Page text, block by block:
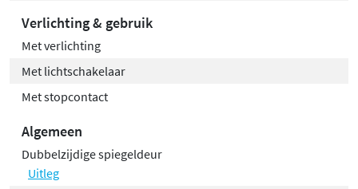
Verlichting & gebruik
Met verlichting
Met lichtschakelaar
Met stopcontact
Algemeen
Dubbelzijdige spiegeldeur
Uitleg